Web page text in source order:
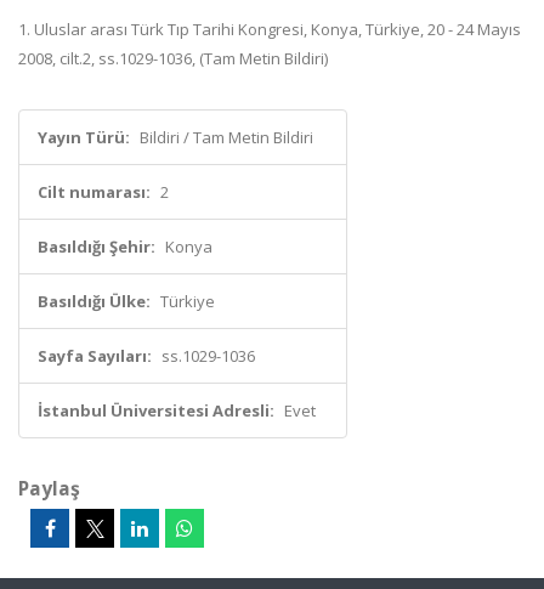
1. Uluslar arası Türk Tıp Tarihi Kongresi, Konya, Türkiye, 20 - 24 Mayıs
2008, cilt.2, ss.1029-1036, (Tam Metin Bildiri)
Yayın Türü: Bildiri / Tam Metin Bildiri
Cilt numarası: 2
Basıldığı Şehir: Konya
Basıldığı Ülke: Türkiye
Sayfa Sayıları: ss.1029-1036
İstanbul Üniversitesi Adresli: Evet
Paylaş